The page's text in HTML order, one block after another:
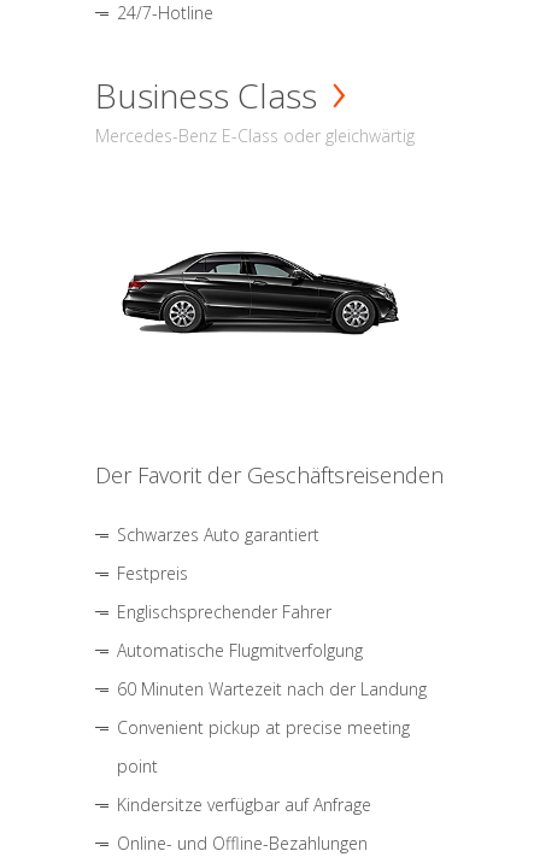
24/7-Hotline
Business Class
Mercedes-Benz E-Class oder gleichwärtig
Der Favorit der Geschäftsreisenden
Schwarzes Auto garantiert
Festpreis
Englischsprechender Fahrer
Automatische Flugmitverfolgung
60 Minuten Wartezeit nach der Landung
Convenient pickup at precise meeting
point
Kindersitze verfügbar auf Anfrage
Online- und Offline-Bezahlungen